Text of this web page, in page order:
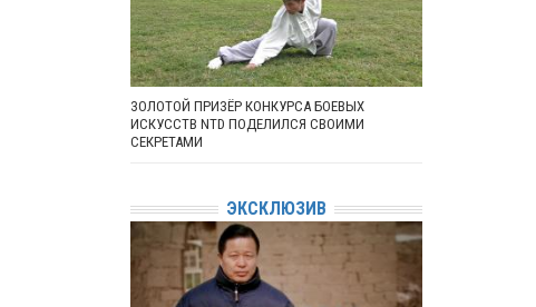
ЗОЛОТОЙ ПРИЗЁР КОНКУРСА БОЕВЫХ
ИСКУССТВ NTD ПОДЕЛИЛСЯ СВОИМИ
СЕКРЕТАМИ
ЭКСКЛЮЗИВ